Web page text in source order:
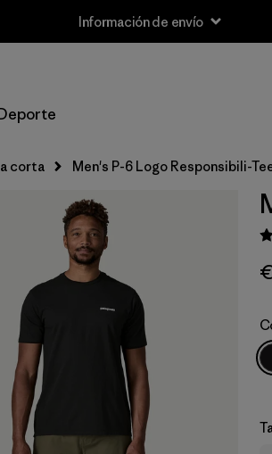
Información de envío
corta Men's P-6 Logo Responsibili-